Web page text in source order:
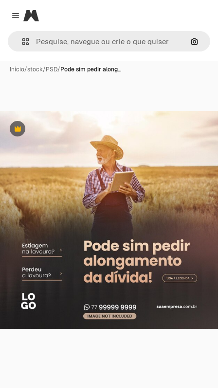
Close menu
Magnific
Início/stock/PSD/Pode sim pedir along…
Premium